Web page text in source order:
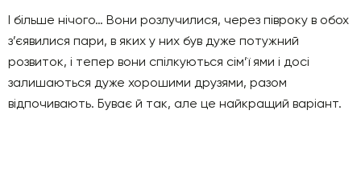
І більше нічого… Вони розлучилися, через півроку в обох
з’єявилися пари, в яких у них був дуже потужний
розвиток, і тепер вони спілкуються сім’ї ями і досі
залишаються дуже хорошими друзями, разом
відпочивають. Буває й так, але це найкращий варіант.